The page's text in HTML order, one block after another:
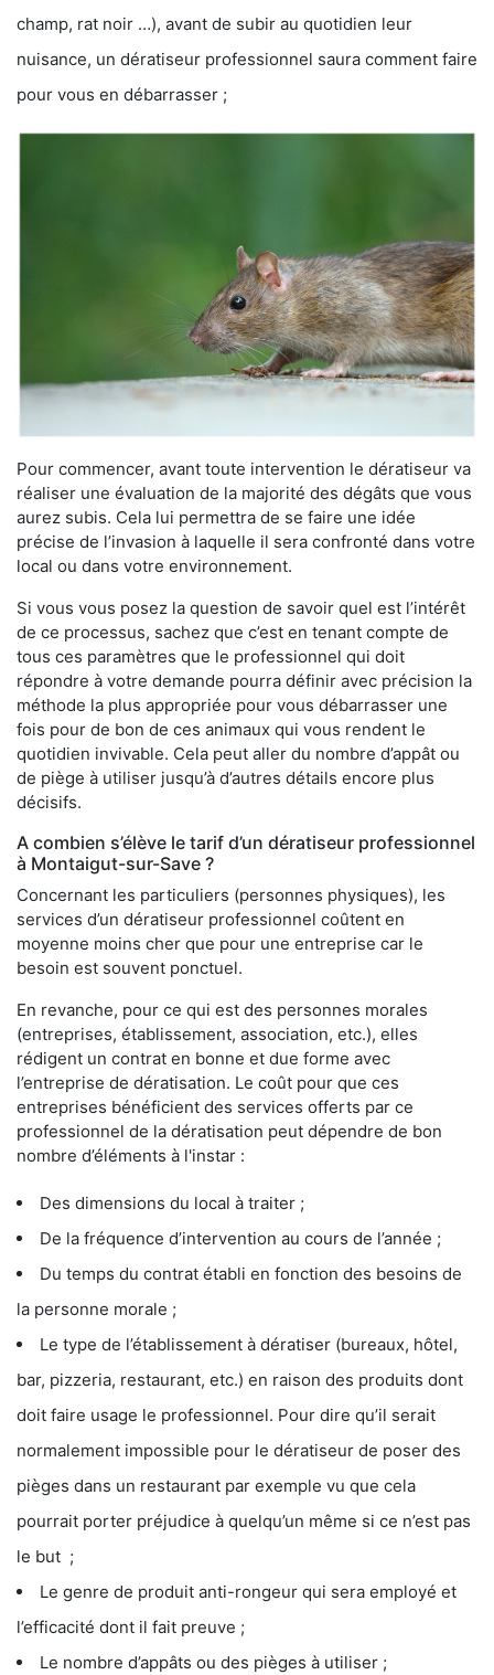
champ, rat noir …), avant de subir au quotidien leur
nuisance, un dératiseur professionnel saura comment faire
pour vous en débarrasser ;
Pour commencer, avant toute intervention le dératiseur va
réaliser une évaluation de la majorité des dégâts que vous
aurez subis. Cela lui permettra de se faire une idée
précise de l’invasion à laquelle il sera confronté dans votre
local ou dans votre environnement.
Si vous vous posez la question de savoir quel est l’intérêt
de ce processus, sachez que c’est en tenant compte de
tous ces paramètres que le professionnel qui doit
répondre à votre demande pourra définir avec précision la
méthode la plus appropriée pour vous débarrasser une
fois pour de bon de ces animaux qui vous rendent le
quotidien invivable. Cela peut aller du nombre d’appât ou
de piège à utiliser jusqu’à d’autres détails encore plus
décisifs.
A combien s’élève le tarif d’un dératiseur professionnel
à Montaigut-sur-Save ?
Concernant les particuliers (personnes physiques), les
services d’un dératiseur professionnel coûtent en
moyenne moins cher que pour une entreprise car le
besoin est souvent ponctuel.
En revanche, pour ce qui est des personnes morales
(entreprises, établissement, association, etc.), elles
rédigent un contrat en bonne et due forme avec
l’entreprise de dératisation. Le coût pour que ces
entreprises bénéficient des services offerts par ce
professionnel de la dératisation peut dépendre de bon
nombre d’éléments à l'instar :
Des dimensions du local à traiter ;
De la fréquence d’intervention au cours de l’année ;
Du temps du contrat établi en fonction des besoins de
la personne morale ;
Le type de l’établissement à dératiser (bureaux, hôtel,
bar, pizzeria, restaurant, etc.) en raison des produits dont
doit faire usage le professionnel. Pour dire qu’il serait
normalement impossible pour le dératiseur de poser des
pièges dans un restaurant par exemple vu que cela
pourrait porter préjudice à quelqu’un même si ce n’est pas
le but ;
Le genre de produit anti-rongeur qui sera employé et
l’efficacité dont il fait preuve ;
Le nombre d’appâts ou des pièges à utiliser ;